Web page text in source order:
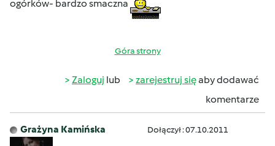
ogórków- bardzo smaczna
Góra strony
Zaloguj lub zarejestruj sięaby dodawać
komentarze
Grażyna Kamińska Dołączył : 07.10.2011